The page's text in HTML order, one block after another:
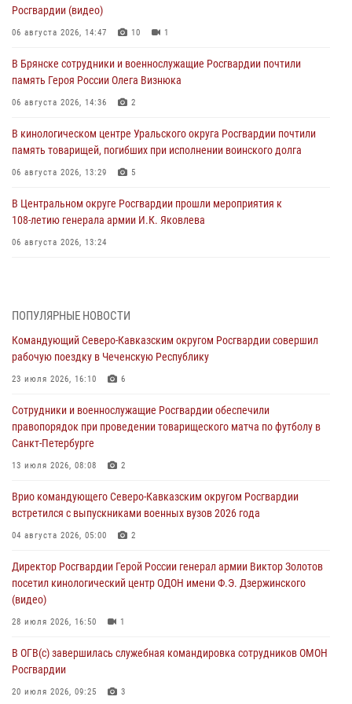
Росгвардии (видео)
06 августа 2026, 14:47 10 1
В Брянске сотрудники и военнослужащие Росгвардии почтили
память Героя России Олега Визнюка
06 августа 2026, 14:36 2
В кинологическом центре Уральского округа Росгвардии почтили
память товарищей, погибших при исполнении воинского долга
06 августа 2026, 13:29 5
В Центральном округе Росгвардии прошли мероприятия к
108‑летию генерала армии И.К. Яковлева
06 августа 2026, 13:24
06 августа 2026, 12:35 1
Росгвардейцы провели выставку вооружения для участников сбора
«Гвардеец» в Пензе (видео)
06 августа 2026, 12:00
В Курске росгвардейцы приняли участие в митинге, посвященном
второй годовщине вторжения ВСУ на территорию области
06 августа 2026, 11:56
угрожавшего подростку травматическим пистолетом
06 августа 2026, 11:33
крупная нарколаборатория
ПОПУЛЯРНЫЕ НОВОСТИ
Командующий Северо-Кавказским округом Росгвардии совершил
рабочую поездку в Чеченскую Республику
23 июля 2026, 16:10 6
Сотрудники и военнослужащие Росгвардии обеспечили
правопорядок при проведении товарищеского матча по футболу в
Санкт-Петербурге
13 июля 2026, 08:08 2
Врио командующего Северо-Кавказским округом Росгвардии
встретился с выпускниками военных вузов 2026 года
04 августа 2026, 05:00 2
Директор Росгвардии Герой России генерал армии Виктор Золотов
посетил кинологический центр ОДОН имени Ф.Э. Дзержинского
(видео)
28 июля 2026, 16:50 1
В ОГВ(с) завершилась служебная командировка сотрудников ОМОН
Росгвардии
20 июля 2026, 09:25 3